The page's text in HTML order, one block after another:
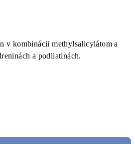
v kombinácii methylsalicylátom a
a podliatinách.